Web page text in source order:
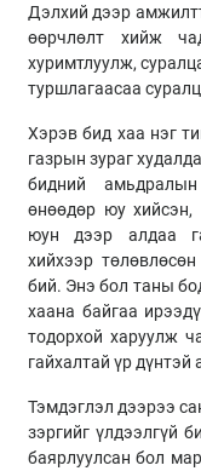
Дэлхий дээр
өөрчлөлт хийж
хуримтлуулж,
туршлагаасаа
Хэрэв бид хаа нэг
газрын зураг
бидний
өнөөдөр юу
юун дээр алдаа
хийхээр
бий. Энэ бол таны
хаана байгаа
тодорхой харуулж
гайхалтай үр дүнтэй
Тэмдэглэл дээрээ
зэргийг үлдээлгүй
баярлуулсан бол